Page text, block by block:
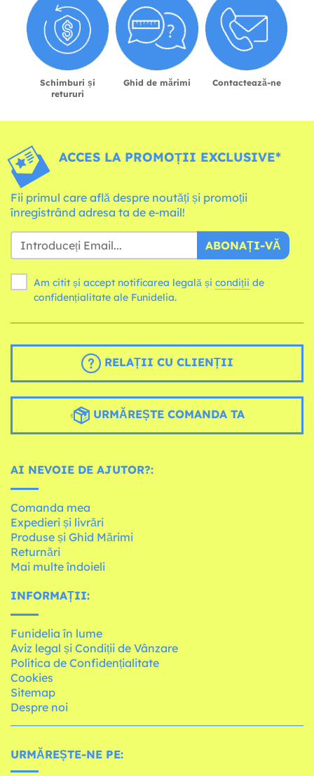
Schimburi și
retururi
Ghid de mărimi Contactează-ne
ACCES LA PROMOȚII EXCLUSIVE*
Fii primul care află despre noutăți și promoții
înregistrând adresa ta de e-mail!
ABONAȚI-VĂ
Am citit și accept notificarea legală și condiții
confidențialitate ale Funidelia.
RELAȚII CU CLIENȚII
URMĂREȘTE COMANDA TA
AI NEVOIE DE AJUTOR?:
Comanda mea
Expedieri și livrări
Produse și Ghid Mărimi
Returnări
Mai multe îndoieli
INFORMAȚII:
Funidelia în lume
Aviz legal și Condiții de Vânzare
Política de Confidențialitate
Cookies
Sitemap
Despre noi
URMĂREȘTE-NE PE: